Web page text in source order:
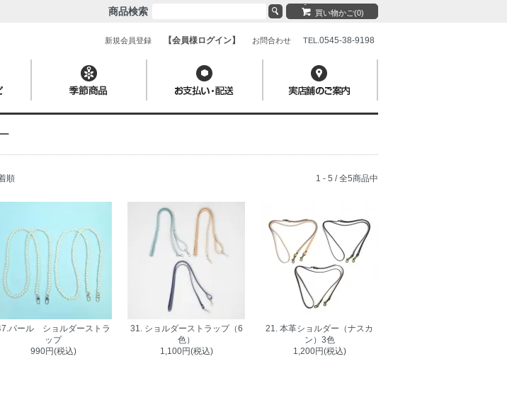
買い物かご(0)
商品検索
新規会員登録 【会員様ログイン】 お問合わせ TEL. 0545-38-9198
順 1 - 5 / 全5商品中
パール ショルダーストラ
ップ
990円(税込)
31. ショルダーストラップ（6
色）
1,100円(税込)
21. 本革ショルダー（ナスカ
ン）3色
1,200円(税込)